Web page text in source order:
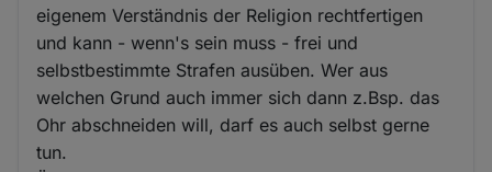
eigenem Verständnis der Religion rechtfertigen
und kann - wenn's sein muss - frei und
selbstbestimmte Strafen ausüben. Wer aus
welchen Grund auch immer sich dann z.Bsp. das
Ohr abschneiden will, darf es auch selbst gerne
tun.